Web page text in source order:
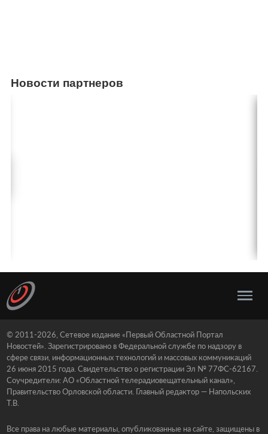
Новости партнеров
© 2011-2026, Сетевое издание «Первый Областной Портал
Новостей». Зарегистрировано в Федеральной службе по надзору в
сфере связи, информационных технологий и массовых коммуникаций
26 июня 2015 года. Свидетельство о регистрации Эл № 77ФС-62167.
Соучредители: АО «Областной телерадиовещательный канал»,
Правительство Орловской области. Главный редактор — Напольских
Т.В.
Все права на любые материалы, опубликованные на сайте, защищены в